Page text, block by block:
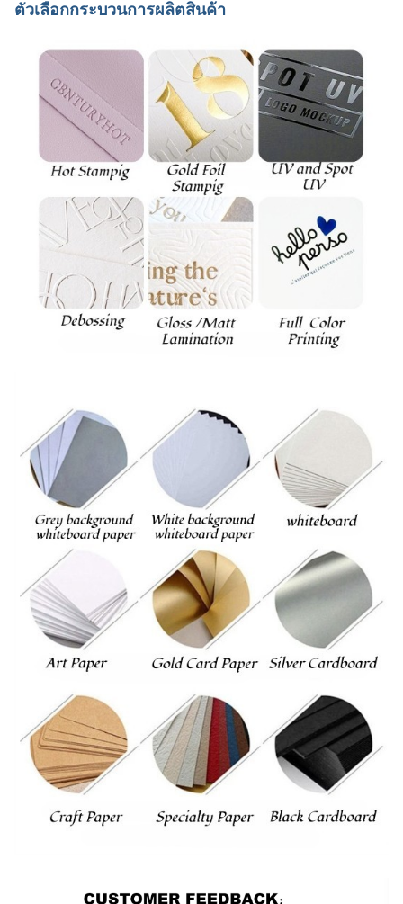
ตัวเลือกกระบวนการผลิตสินค้า